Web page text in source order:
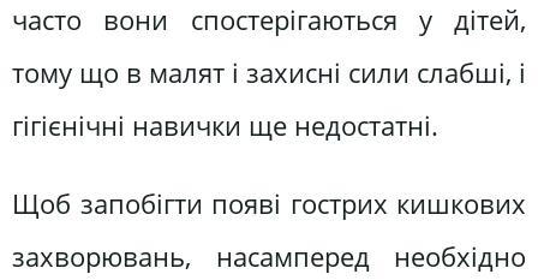
часто вони спостерігаються у дітей,
тому що в малят і захисні сили слабші, і
гігієнічні навички ще недостатні.
Щоб запобігти появі гострих кишкових
захворювань, насамперед необхідно